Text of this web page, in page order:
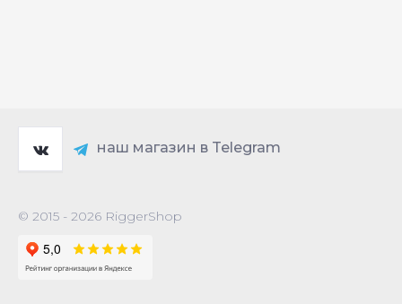
наш магазин в Telegram
© 2015 - 2026 RiggerShop